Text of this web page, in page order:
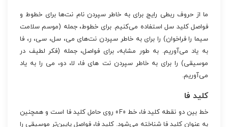
ما از حروف ربطی رایج برای به خاطر سپردن نام نت‌ها برای خطوط و
فواصل کلید سل استفاده می‌کنیم. برای خطوط، جمله (موسم سلامت
سیما را فراخوان) را برای به خاطر سپردن نت‌های می، سل، سی، ر، فا
به یاد می‌آوریم. به طور مشابه، برای فواصل، جمله (فکر لطیف در
موسیقی) را برای به خاطر سپردن نت های فا، لا، دو، می را به یاد
می‌آوریم.
کلید فا
خط بین دو نقطه کلید فا، خط «F» روی حامل کلید فا است و همچنین
به عنوان کلید فا شناخته می‌شود. کلید فا، فواصل پایین‌تر موسیقی را